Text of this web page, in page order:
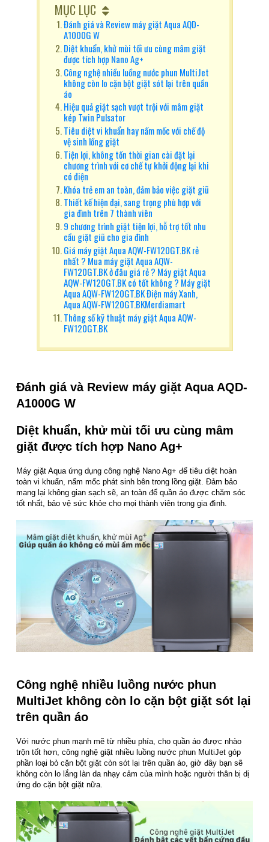
MỤC LỤC
Đánh giá và Review máy giặt Aqua AQD-
A1000G W
Diệt khuẩn, khử mùi tối ưu cùng mâm giặt
được tích hợp Nano Ag+
Công nghệ nhiều luồng nước phun MultiJet
không còn lo cặn bột giặt sót lại trên quần
áo
Hiệu quả giặt sạch vượt trội với mâm giặt
kép Twin Pulsator
Tiêu diệt vi khuẩn hay nấm mốc với chế độ
vệ sinh lồng giặt
Tiện lợi, không tốn thời gian cài đặt lại
chương trình với cơ chế tự khởi động lại khi
có điện
Khóa trẻ em an toàn, đảm bảo việc giặt giũ
Thiết kế hiện đại, sang trọng phù hợp với
gia đình trên 7 thành viên
9 chương trình giặt tiện lợi, hỗ trợ tốt nhu
cầu giặt giũ cho gia đình
Giá máy giặt Aqua AQW-FW120GT.BK rẻ
nhất ? Mua máy giặt Aqua AQW-
FW120GT.BK ở đâu giá rẻ ? Máy giặt Aqua
AQW-FW120GT.BK có tốt không ? Máy giặt
Aqua AQW-FW120GT.BK Điện máy Xanh,
Aqua AQW-FW120GT.BKMerdiamart
Thông số kỹ thuật máy giặt Aqua AQW-
FW120GT.BK
Đánh giá và Review máy giặt Aqua AQD-
A1000G W
Diệt khuẩn, khử mùi tối ưu cùng mâm
giặt được tích hợp Nano Ag+
Máy giặt Aqua ứng dụng công nghệ Nano Ag+ để tiêu diệt hoàn
toàn vi khuẩn, nấm mốc phát sinh bên trong lồng giặt. Đảm bảo
mang lại không gian sạch sẽ, an toàn để quần áo được chăm sóc
tốt nhất, bảo vệ sức khỏe cho mọi thành viên trong gia đình.
Công nghệ nhiều luồng nước phun
MultiJet không còn lo cặn bột giặt sót lại
trên quần áo
Với nước phun mạnh mẽ từ nhiều phía, cho quần áo được nhào
trộn tốt hơn, công nghệ giặt nhiều luồng nước phun MultiJet góp
phần loại bỏ cặn bột giặt còn sót lại trên quần áo, giờ đây bạn sẽ
không còn lo lắng làn da nhạy cảm của mình hoặc người thân bị dị
ứng do cặn bột giặt nữa.